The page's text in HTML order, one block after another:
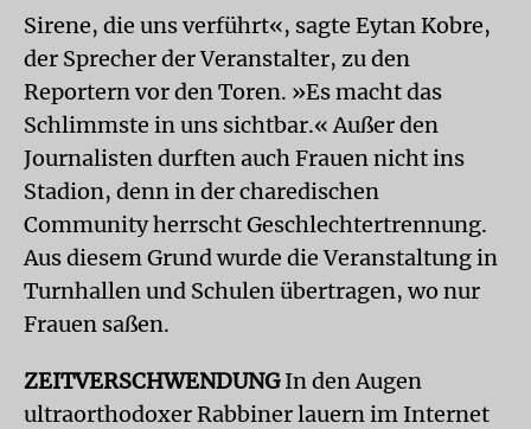
Sirene, die uns verführt«, sagte Eytan Kobre,
der Sprecher der Veranstalter, zu den
Reportern vor den Toren. »Es macht das
Schlimmste in uns sichtbar.« Außer den
Journalisten durften auch Frauen nicht ins
Stadion, denn in der charedischen
Community herrscht Geschlechtertrennung.
Aus diesem Grund wurde die Veranstaltung in
Turnhallen und Schulen übertragen, wo nur
Frauen saßen.
ZEITVERSCHWENDUNGIn den Augen
ultraorthodoxer Rabbiner lauern im Internet